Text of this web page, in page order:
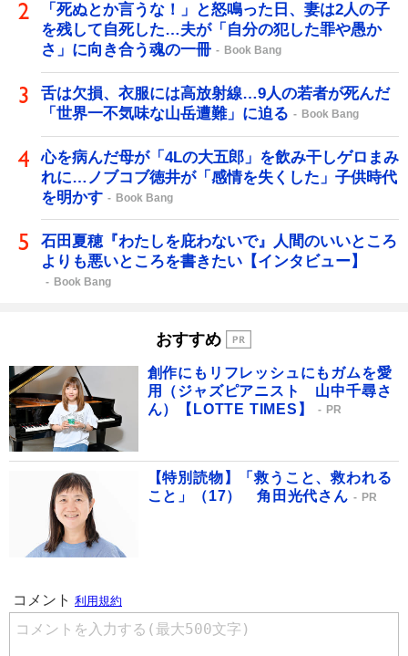
「死ぬとか言うな！」と怒鳴った日、妻は2人の子
を残して自死した…夫が「自分の犯した罪や愚か
さ」に向き合う魂の一冊
Book Bang
舌は欠損、衣服には高放射線…9人の若者が死んだ
「世界一不気味な山岳遭難」に迫る
Book Bang
心を病んだ母が「4Lの大五郎」を飲み干しゲロまみ
れに…ノブコブ徳井が「感情を失くした」子供時代
を明かす
Book Bang
石田夏穂『わたしを庇わないで』人間のいいところ
よりも悪いところを書きたい【インタビュー】
Book Bang
おすすめ
創作にもリフレッシュにもガムを愛
用（ジャズピアニスト 山中千尋さ
ん）【LOTTE TIMES】
PR
【特別読物】「救うこと、救われる
こと」（17） 角田光代さん
PR